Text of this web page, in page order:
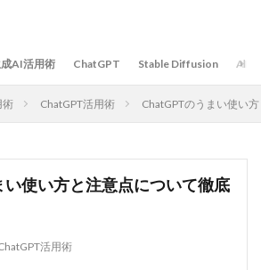
AI活用術 ChatGPT Stable Diffusion AIサ
術 ChatGPT活用術 ChatGPTのうまい使い
使い方と注意点について徹底
活用術